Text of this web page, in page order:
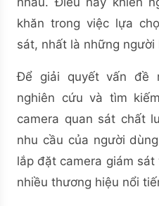
khăn trong việc lựa
sát, nhất là những
Để giải quyết vấn đề
nghiên cứu và tìm
camera quan sát chất
nhu cầu của người
lắp đặt camera giám
nhiều thương hiệu nổi